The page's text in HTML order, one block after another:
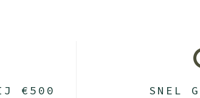
€500 SNEL